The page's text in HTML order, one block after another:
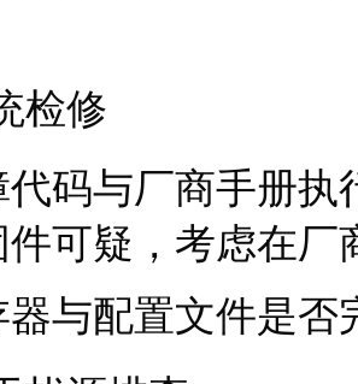
检修
码与厂商手册
可疑，考虑在
与配置文件是